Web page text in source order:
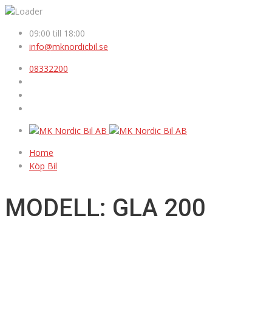
09:00 till 18:00
info@mknordicbil.se
08332200
Home
Köp Bil
MODELL: GLA 200